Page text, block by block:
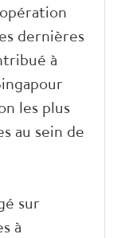
dernières
à
les plus
au sein de
sur
à